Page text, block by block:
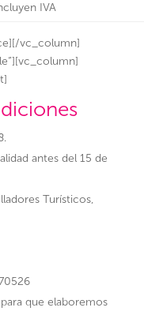
IVA
vc_column]
antes del 15 de
Turísticos,
que elaboremos